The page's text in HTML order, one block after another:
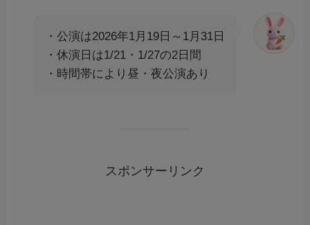
・公演は2026年1月19日～1月31日
・休演日は1/21・1/27の2日間
・時間帯により昼・夜公演あり
スポンサーリンク